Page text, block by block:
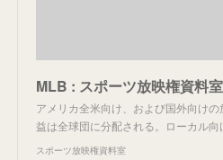
MLB : スポーツ放映権資料室
アメリカ全米向け、および国外向け
益は全球団に分配される。ローカル
スポーツ放映権資料室